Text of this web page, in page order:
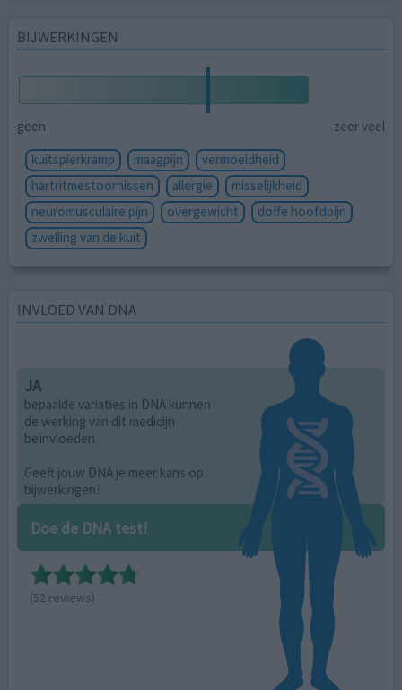
BIJWERKINGEN
geen
zeer veel
kuitspierkramp
maagpijn
vermoeidheid
hartritmestoornissen
allergie
misselijkheid
neuromusculaire pijn
overgewicht
doffe hoofdpijn
zwelling van de kuit
INVLOED VAN DNA
JA
bepaalde variaties in DNA kunnen
de werking van dit medicijn
beïnvloeden.
Geeft jouw DNA je meer kans op
bijwerkingen?
Doe de DNA test!
(52 reviews)